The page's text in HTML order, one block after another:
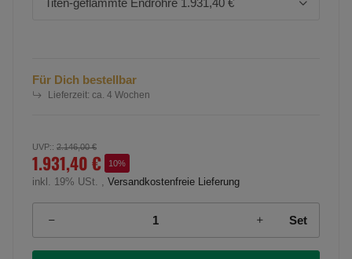
Für Dich bestellbar
Lieferzeit: ca. 4 Wochen
UVP:: 2.146,00 €
1.931,40 € 10%
inkl. 19% USt. , Versandkostenfreie Lieferung
Set